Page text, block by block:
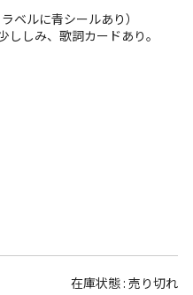
ベルに青シールあり）
ししみ、歌詞カードあり。
在庫状態 : 売り切れ